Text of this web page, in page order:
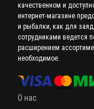
качественном и
интернет-магазине
и рыбалки, как для
сотрудниками ведется
расширением
необходимое.
О нас